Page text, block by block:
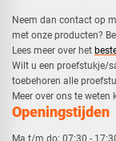
Neem dan contact op
met onze producten?
​Lees meer over het
​Wilt u een proefstukje/
toebehoren alle
​​Meer over ons te weten
Openingstijden
Ma t/m do: 07:30 -